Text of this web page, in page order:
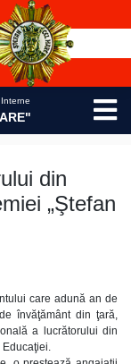
din
„Ştefan
care adună an de
învăţământ din ţară,
a lucrătorului din
Educaţiei.